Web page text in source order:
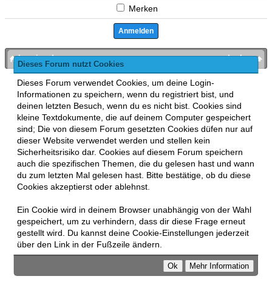
Dieses Forum nutzt Cookies
Dieses Forum verwendet Cookies, um deine Login-
Informationen zu speichern, wenn du registriert bist, und
deinen letzten Besuch, wenn du es nicht bist. Cookies sind
kleine Textdokumente, die auf deinem Computer gespeichert
sind; Die von diesem Forum gesetzten Cookies düfen nur auf
dieser Website verwendet werden und stellen kein
Sicherheitsrisiko dar. Cookies auf diesem Forum speichern
auch die spezifischen Themen, die du gelesen hast und wann
du zum letzten Mal gelesen hast. Bitte bestätige, ob du diese
Cookies akzeptierst oder ablehnst.
Ein Cookie wird in deinem Browser unabhängig von der Wahl
gespeichert, um zu verhindern, dass dir diese Frage erneut
gestellt wird. Du kannst deine Cookie-Einstellungen jederzeit
über den Link in der Fußzeile ändern.
Merken
nach oben
bronies.de
MyBB , mobile Fassung: MyBB GoMobile
Zur Desktop-Version wechseln
This forum usesLukasz TkaczMyBB addons.